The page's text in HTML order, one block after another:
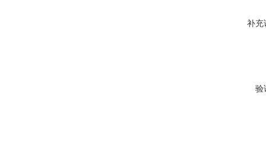
补充
验